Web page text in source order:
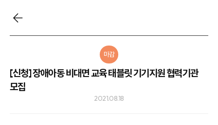
마감
[신청] 장애아동 비대면 교육 태블릿 기기지원 협력기관
모집
2021.08.18